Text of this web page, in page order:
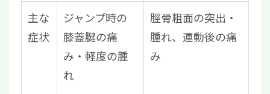
主な
症状
ジャンプ時の
膝蓋腱の痛
み・軽度の腫
れ
脛骨粗面の突出・
腫れ、運動後の痛
み